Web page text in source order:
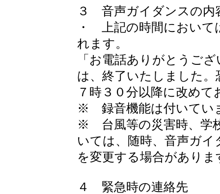
３ 音声ガイダンスの内
・ 上記の時間において
れます。
「お電話ありがとうご
は、終了いたしました
７時３０分以降に改め
※ 録音機能は付いてい
※ 台風等の災害時、学
いては、随時、音声ガ
を変更する場合がありま
４ 緊急時の連絡先